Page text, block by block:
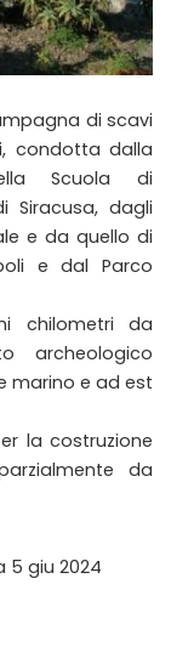
di scavi
condotta dalla
Scuola di
Siracusa, dagli
e da quello di
e dal Parco
chilometri da
archeologico
marino e ad est
la costruzione
da
5 giu 2024